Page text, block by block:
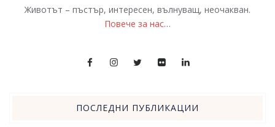
Животът – пъстър, интересен, вълнуващ, неочакван.
Повече за нас…
ПОСЛЕДНИ ПУБЛИКАЦИИ